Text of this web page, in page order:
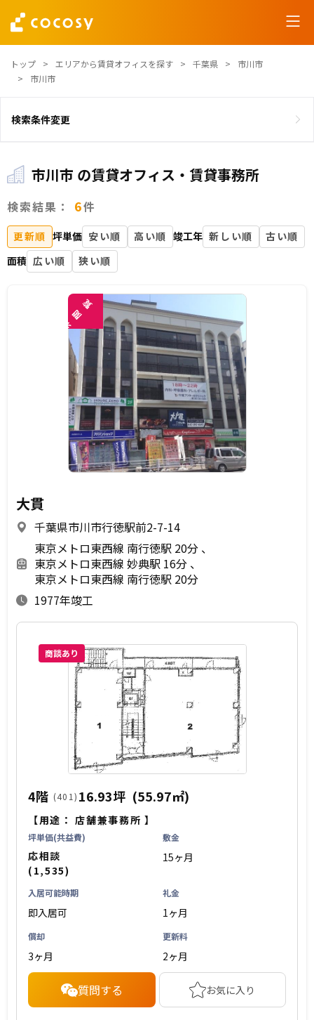
トップ エリアから賃貸オフィスを探す 千葉県
市川市
市川市
検索条件変更
市川市 の賃貸オフィス・賃貸事務所
検索結果： 6件
更新順 坪単価 安い順 高い順 竣工年 新しい順
古い順
面積 広い順 狭い順
未
閲
覧
大貫
千葉県市川市行徳駅前2-7-14
東京メトロ東西線 南行徳駅 20分
東京メトロ東西線 妙典駅 16分
東京メトロ東西線 南行徳駅 20分
1977年竣工
商談あり
4階 (401) 16.93坪 (55.97㎡)
【用途：店舗兼事務所 】
坪単価(共益費)
応相談
(1,535)
敷金
15ヶ月
入居可能時期
即入居可
礼金
1ヶ月
償却
3ヶ月
更新料
2ヶ月
質問する お気に入り